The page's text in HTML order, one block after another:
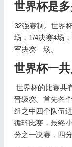
世界杯是
32强赛制。世界
场，1/4决赛4场
军决赛一场。
世界杯一共
世界杯的比赛共
晋级赛。首先各
组之中四个队伍
循环比赛，最终
分之一决赛，四